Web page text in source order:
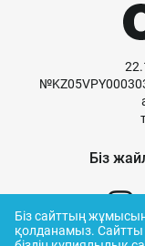
Біз
Біз сайттың
қолданамыз. Сайтты